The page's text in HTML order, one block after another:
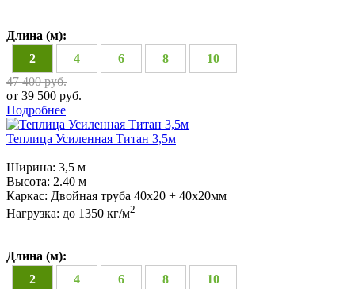
Длина (м):
2
4 6 8
10
47 400 руб.
от 39 500 руб.
Подробнее
Теплица Усиленная Титан 3,5м
Ширина: 3,5 м
Высота: 2.40 м
Каркас: Двойная труба 40x20 + 40х20мм
Нагрузка: до 1350 кг/м2
Длина (м):
2
4 6 8
10